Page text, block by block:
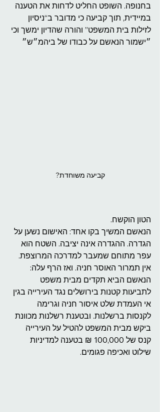
בחנופה. השופט החליט לדחות את הטענה
במיידית, תוך קביעה כי מדובר ב“ניסיון
לזילות בית המשפט” והורה שהדיון ימשך וכי
״ישמור הנאשם על כבודו של ביהמ״ש״
קביעה משוחדת?
הטון הוקשח.
הנאשם המשיך בקו אחד: האישום נשען על
הגדרה. ההגדרה אינה יציבה. השטח הוא
עפר מתוחם שמעבר למדרכה המרוצפת.
אין תמרור האוסר חניה. ואז הרף עלה:
הנאשם הביא תקדים מבית משפט
לתביעות קטנות בירושלים נגד העירייה בגין
אי העמדת שלט איסור חניה וגרימה
לקנסות ברשלנות. ובטענת רשלנות מכוונת
ביקש מבית המשפט להטיל על העירייה
קנס של 100,000 ₪ בטענה למדיניות
שילוט ואכיפה פגומים.